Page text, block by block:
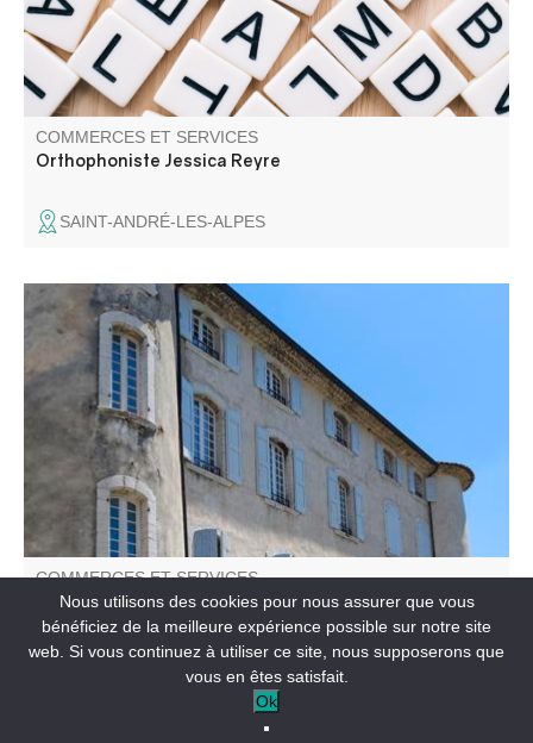
COMMERCES ET SERVICES
Orthophoniste Jessica Reyre
SAINT-ANDRÉ-LES-ALPES
Mairie de la Palud-sur-Verdon, basée au 1er étage du
Château.
COMMERCES ET SERVICES
Mairie de La Palud-sur-Verdon
LA PALUD-SUR-VERDON
Nous utilisons des cookies pour nous assurer que vous
bénéficiez de la meilleure expérience possible sur notre site
web. Si vous continuez à utiliser ce site, nous supposerons que
vous en êtes satisfait.
Ok